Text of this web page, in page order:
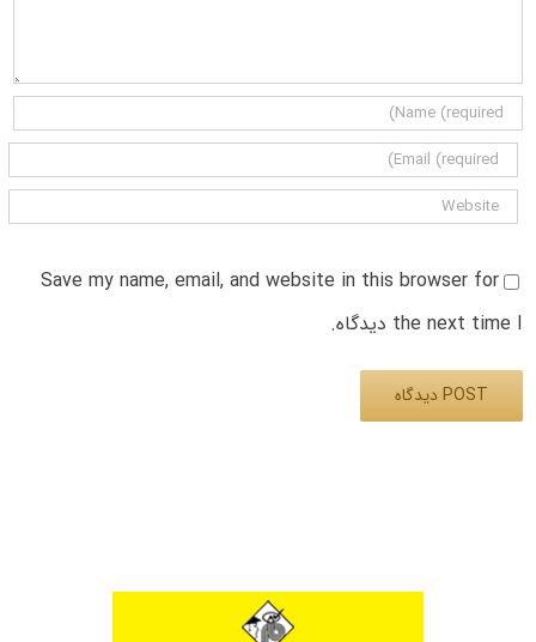
Save my name, email, and website in this browser for
the next time I دیدگاه.